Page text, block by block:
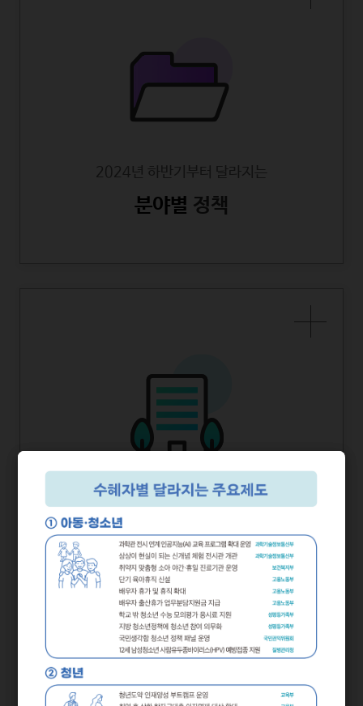
2024년 하반기부터 달라지는
분야별 정책
2024년 하반기부터 달라지는
부처별정책